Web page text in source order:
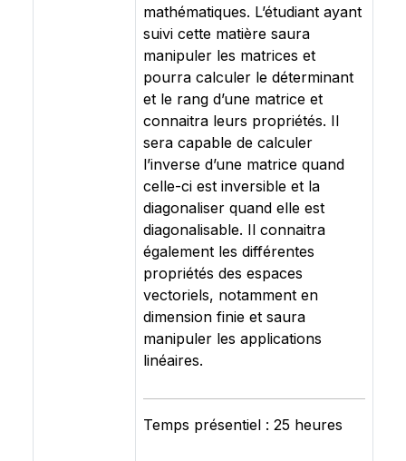
mathématiques. L’étudiant ayant
suivi cette matière saura
manipuler les matrices et
pourra calculer le déterminant
et le rang d’une matrice et
connaitra leurs propriétés. Il
sera capable de calculer
l’inverse d’une matrice quand
celle-ci est inversible et la
diagonaliser quand elle est
diagonalisable. Il connaitra
également les différentes
propriétés des espaces
vectoriels, notamment en
dimension finie et saura
manipuler les applications
linéaires.
Temps présentiel : 25 heures